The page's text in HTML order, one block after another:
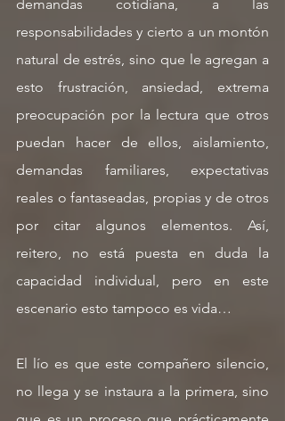
demandas cotidiana, a las
responsabilidades y cierto a un montón
natural de estrés, sino que le agregan a
esto frustración, ansiedad, extrema
preocupación por la lectura que otros
puedan hacer de ellos, aislamiento,
demandas familiares, expectativas
reales o fantaseadas, propias y de otros
por citar algunos elementos. Así,
reitero, no está puesta en duda la
capacidad individual, pero en este
escenario esto tampoco es vida…
El lío es que este compañero silencio,
no llega y se instaura a la primera, sino